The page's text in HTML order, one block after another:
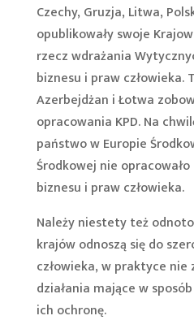
Czechy, Gruzja, Litwa,
opublikowały swoje
rzecz wdrażania
biznesu i praw człowieka.
Azerbejdżan i Łotwa
opracowania KPD. Na
państwo w Europie
Środkowej nie
biznesu i praw człowieka.
Należy niestety też
krajów odnoszą się do
człowieka, w praktyce nie
działania mające w
ich ochronę.